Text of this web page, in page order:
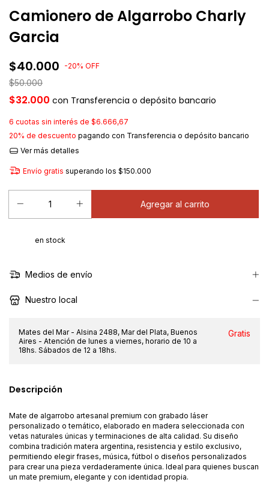
Camionero de Algarrobo Charly
Garcia
$40.000 -20% OFF
$50.000
$32.000 con Transferencia o depósito bancario
6 cuotas sin interés de $6.666,67
20% de descuento pagando con Transferencia o depósito bancario
Ver más detalles
Envío gratis superando los $150.000
en stock
Medios de envío
Nuestro local
Mates del Mar - Alsina 2488, Mar del Plata, Buenos
Aires - Atención de lunes a viernes, horario de 10 a
18hs. Sábados de 12 a 18hs.
Gratis
Descripción
Mate de algarrobo artesanal premium con grabado láser
personalizado o temático, elaborado en madera seleccionada con
vetas naturales únicas y terminaciones de alta calidad. Su diseño
combina tradición matera argentina, resistencia y estilo exclusivo,
permitiendo elegir frases, música, fútbol o diseños personalizados
para crear una pieza verdaderamente única. Ideal para quienes buscan
un mate premium, elegante y con identidad propia.